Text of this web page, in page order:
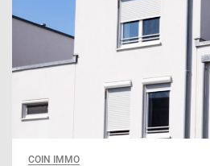
COIN IMMO